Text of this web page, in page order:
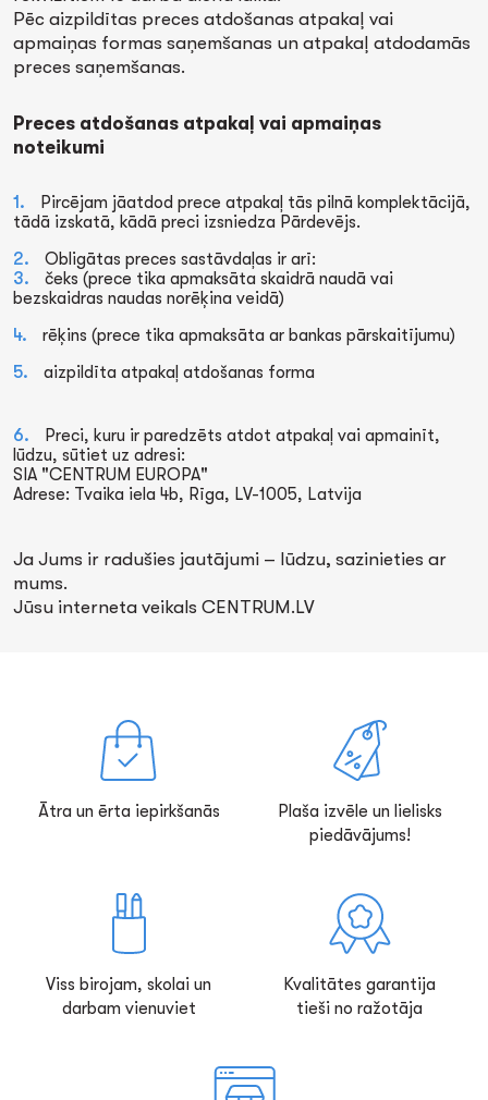
Pēc aizpildītas preces atdošanas atpakaļ vai
apmaiņas formas saņemšanas un atpakaļ atdodamās
preces saņemšanas.
Preces atdošanas atpakaļ vai apmaiņas
noteikumi
Pircējam jāatdod prece atpakaļ tās pilnā komplektācijā,
tādā izskatā, kādā preci izsniedza Pārdevējs.
Obligātas preces sastāvdaļas ir arī:
čeks (prece tika apmaksāta skaidrā naudā vai
bezskaidras naudas norēķina veidā)
rēķins (prece tika apmaksāta ar bankas pārskaitījumu)
aizpildīta atpakaļ atdošanas forma
Preci, kuru ir paredzēts atdot atpakaļ vai apmainīt,
lūdzu, sūtiet uz adresi:
SIA "CENTRUM EUROPA"
Adrese: Tvaika iela 4b, Rīga, LV-1005, Latvija
Ja Jums ir radušies jautājumi – lūdzu, sazinieties ar
mums.
Jūsu interneta veikals CENTRUM.LV
Ātra un ērta iepirkšanās
Plaša izvēle un lielisks
piedāvājums!
Viss birojam, skolai un
darbam vienuviet
Kvalitātes garantija
tieši no ražotāja